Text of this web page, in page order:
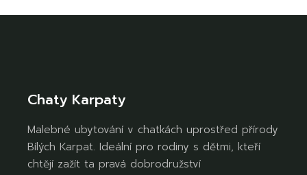
Chaty Karpaty
Malebné ubytování v chatkách uprostřed přírody
Bílých Karpat. Ideální pro rodiny s dětmi, kteří
chtějí zažít ta pravá dobrodružství